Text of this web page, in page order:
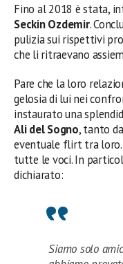
Fino al 2018 è stata,
Seckin Ozdemir.
pulizia sui rispettivi
che li ritraevano
Pare che la loro
gelosia di lui nei
instaurato una
Ali del Sogno, tanto
eventuale flirt tra loro.
tutte le voci. In
dichiarato:
Siamo solo